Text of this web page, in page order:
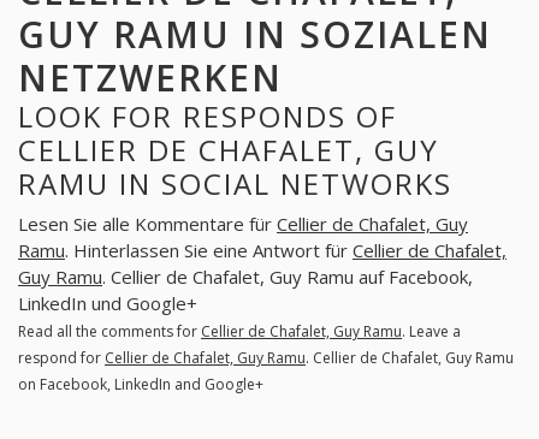
GUY RAMU IN SOZIALEN
NETZWERKEN
LOOK FOR RESPONDS OF
CELLIER DE CHAFALET, GUY
RAMU IN SOCIAL NETWORKS
Lesen Sie alle Kommentare für Cellier de Chafalet, Guy
Ramu. Hinterlassen Sie eine Antwort für Cellier de Chafalet,
Guy Ramu. Cellier de Chafalet, Guy Ramu auf Facebook,
LinkedIn und Google+
Read all the comments for Cellier de Chafalet, Guy Ramu. Leave a
respond for Cellier de Chafalet, Guy Ramu. Cellier de Chafalet, Guy Ramu
on Facebook, LinkedIn and Google+